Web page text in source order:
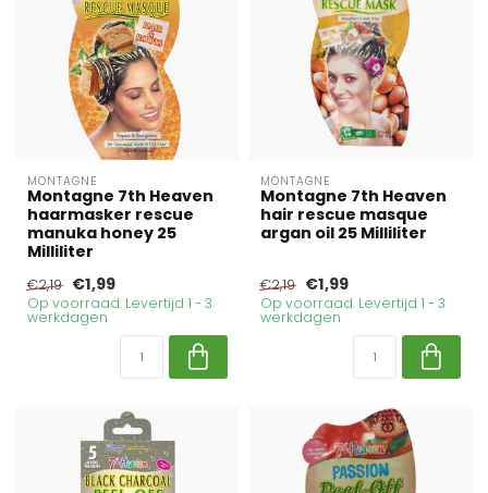
MONTAGNE
Montagne 7th Heaven
haarmasker rescue
manuka honey 25
Milliliter
€2,19 €1,99
Op voorraad. Levertijd 1 - 3
werkdagen
MONTAGNE
Montagne 7th Heaven
hair rescue masque
argan oil 25 Milliliter
€2,19 €1,99
Op voorraad. Levertijd 1 - 3
werkdagen